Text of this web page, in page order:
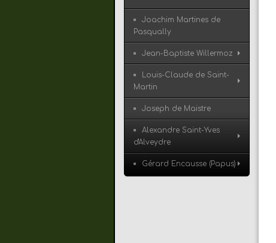
Joachim Martines de
Pasqually
Jean-Baptiste Willermoz
Louis-Claude de Saint-
Martin
Joseph de Maistre
Alexandre Saint-Yves
d'Alveydre
Gérard Encausse (Papus)